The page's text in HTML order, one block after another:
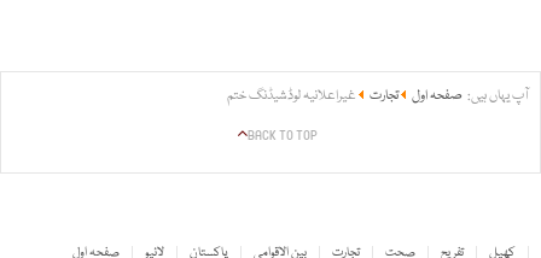
آپ یہاں ہیں: صفحہ اول تجارت غیراعلانیہ لوڈشیڈنگ ختم
BACK TO TOP
صفحہ اول لائیو پاکستان بین الاقوامی تجارت صحت تفریح کھیل